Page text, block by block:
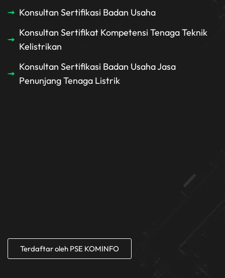
Konsultan Sertifikasi Badan Usaha
Konsultan Sertifikat Kompetensi Tenaga Teknik
Kelistrikan
Konsultan Sertifikasi Badan Usaha Jasa
Penunjang Tenaga Listrik
Terdaftar oleh PSE KOMINFO